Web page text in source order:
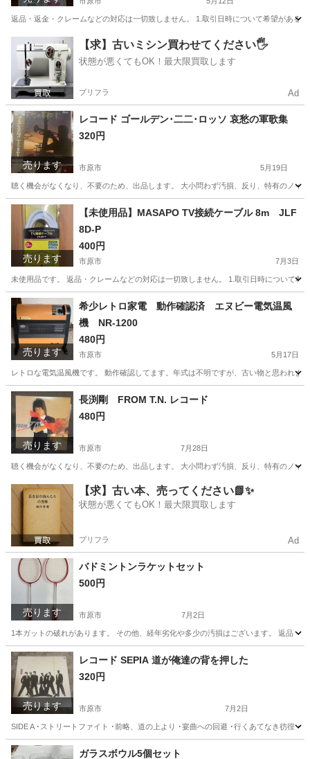
返品・返金・クレームなどの対応は一切致しません。 1.取引日時について希望がある
千葉 市原市 生活雑貨
【求】古いミシン買わせてください🖐️
状態が悪くてもOK！最大限買取します
プリフラ Ad
売ります
レコード ゴールデン･二二･ロッソ 哀愁の軍歌集
320円
市原市 5月19日
聴く機会がなくなり、不要のため、出品します。 大小問わず汚損、反り、特有のノ
千葉 市原市 その他 ゴールデン
売ります
【未使用品】MASAPO TV接続ケーブル 8m JLF
8D-P
400円
市原市 7月3日
未使用品です。 返品・クレームなどの対応は一切致しません。 1.取引日時について
千葉 市原市 家電 ケーブル
売ります
希少レトロ家電 動作確認済 エヌビー電気温風
機 NR-1200
480円
市原市 5月17日
レトロな電気温風機です。 動作確認してます。年式は不明ですが、古い物と思われ
千葉 市原市 季節、空調家電
売ります
長渕剛 FROM T.N. レコード
480円
市原市 7月28日
聴く機会がなくなり、不要のため、出品します。 大小問わず汚損、反り、特有のノ
千葉 市原市 本/CD/DVD
【求】古い本、売ってください📗✨
状態が悪くてもOK！最大限買取します
プリフラ Ad
売ります
バドミントンラケットセット
500円
市原市 7月2日
1本ガットの破れがあります。 その他、経年劣化や多少の汚損はございます。 返品・
千葉 市原市 スポーツ ラケット
売ります
レコード SEPIA 道が俺達の背を押した
320円
市原市 7月2日
SIDE A ･ストリートファイト ･前略、道の上より ･宴曲への回避 ･行くあてなき彷徨
千葉 市原市 その他 セピア
ガラスボウル5個セット